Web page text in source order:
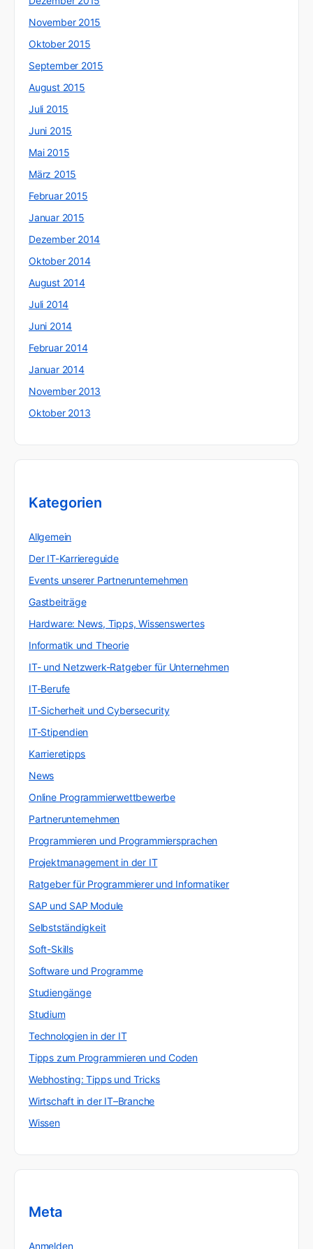
November 2015
Oktober 2015
September 2015
August 2015
Juli 2015
Juni 2015
Mai 2015
März 2015
Februar 2015
Januar 2015
Dezember 2014
Oktober 2014
August 2014
Juli 2014
Juni 2014
Februar 2014
Januar 2014
November 2013
Oktober 2013
Kategorien
Allgemein
Der IT-Karriereguide
Events unserer Partnerunternehmen
Gastbeiträge
Hardware: News, Tipps, Wissenswertes
Informatik und Theorie
IT- und Netzwerk-Ratgeber für Unternehmen
IT-Berufe
IT-Sicherheit und Cybersecurity
IT-Stipendien
Karrieretipps
News
Online Programmierwettbewerbe
Partnerunternehmen
Programmieren und Programmiersprachen
Projektmanagement in der IT
Ratgeber für Programmierer und Informatiker
SAP und SAP Module
Selbstständigkeit
Soft-Skills
Software und Programme
Studiengänge
Studium
Technologien in der IT
Tipps zum Programmieren und Coden
Webhosting: Tipps und Tricks
Wirtschaft in der IT–Branche
Wissen
Meta
Anmelden